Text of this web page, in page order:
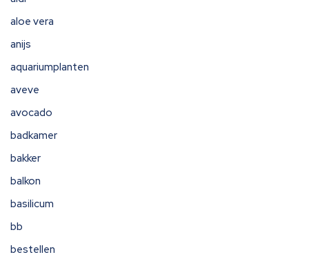
aloe vera
anijs
aquariumplanten
aveve
avocado
badkamer
bakker
balkon
basilicum
bb
bestellen